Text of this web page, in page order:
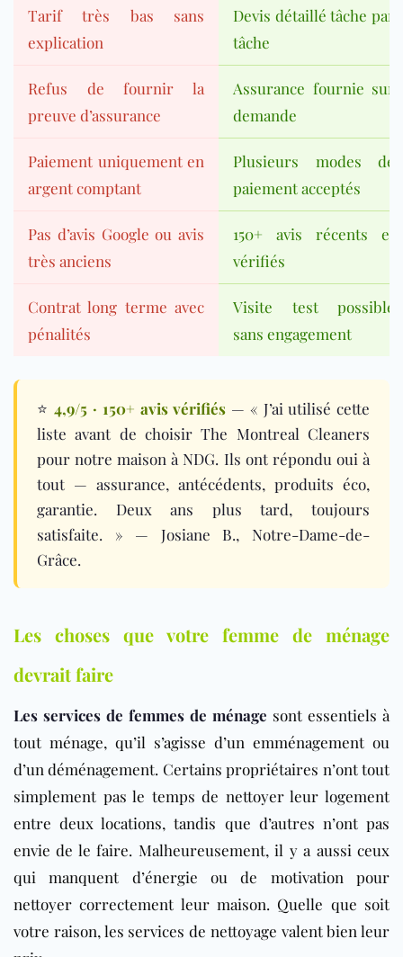
Tarif très bas sans
explication
Devis détaillé tâche par
tâche
Refus de fournir la
preuve d’assurance
Assurance fournie sur
demande
Paiement uniquement en
argent comptant
Plusieurs modes de
paiement acceptés
Pas d’avis Google ou avis
très anciens
150+ avis récents et
vérifiés
Contrat long terme avec
pénalités
Visite test possible
sans engagement
⭐4,9/5 · 150+ avis vérifiés — « J’ai utilisé cette
liste avant de choisir The Montreal Cleaners
pour notre maison à NDG. Ils ont répondu oui à
tout — assurance, antécédents, produits éco,
garantie. Deux ans plus tard, toujours
satisfaite. » — Josiane B., Notre-Dame-de-
Grâce.
Les choses que votre femme de ménage
devrait faire
Les services de femmes de ménage sont essentiels à
tout ménage, qu’il s’agisse d’un emménagement ou
d’un déménagement. Certains propriétaires n’ont tout
simplement pas le temps de nettoyer leur logement
entre deux locations, tandis que d’autres n’ont pas
envie de le faire. Malheureusement, il y a aussi ceux
qui manquent d’énergie ou de motivation pour
nettoyer correctement leur maison. Quelle que soit
votre raison, les services de nettoyage valent bien leur